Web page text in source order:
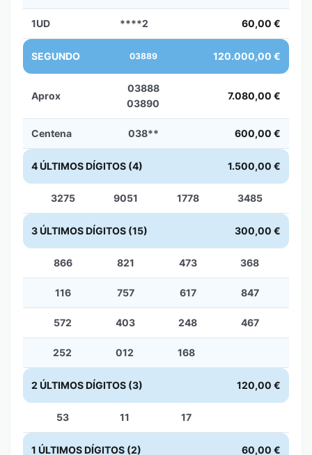
1UD ****2 60,00 €
SEGUNDO 03889 120.000,00 €
Aprox
03888
03890
7.080,00 €
Centena 038** 600,00 €
4 ÚLTIMOS DÍGITOS (4) 1.500,00 €
3275 9051 1778 3485
3 ÚLTIMOS DÍGITOS (15) 300,00 €
866 821 473 368
116 757 617 847
572 403 248 467
252 012 168
2 ÚLTIMOS DÍGITOS (3) 120,00 €
53 11 17
1 ÚLTIMOS DÍGITOS (2) 60,00 €